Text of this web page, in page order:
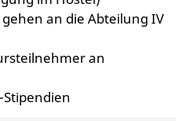
an die Abteilung IV
an
Stipendien